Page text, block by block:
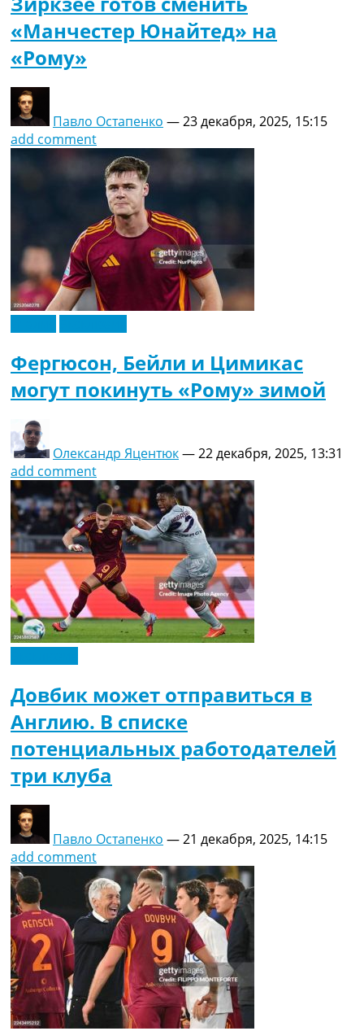
«Манчестер Юнайтед» на
«Рому»
Павло Остапенко —23 декабря, 2025, 15:15
add comment
Фергюсон, Бейли и Цимикас
могут покинуть «Рому» зимой
Олександр Яцентюк—22 декабря, 2025, 13:31
add comment
Довбик может отправиться в
Англию. В списке
потенциальных работодателей
три клуба
Павло Остапенко —21 декабря, 2025, 14:15
add comment